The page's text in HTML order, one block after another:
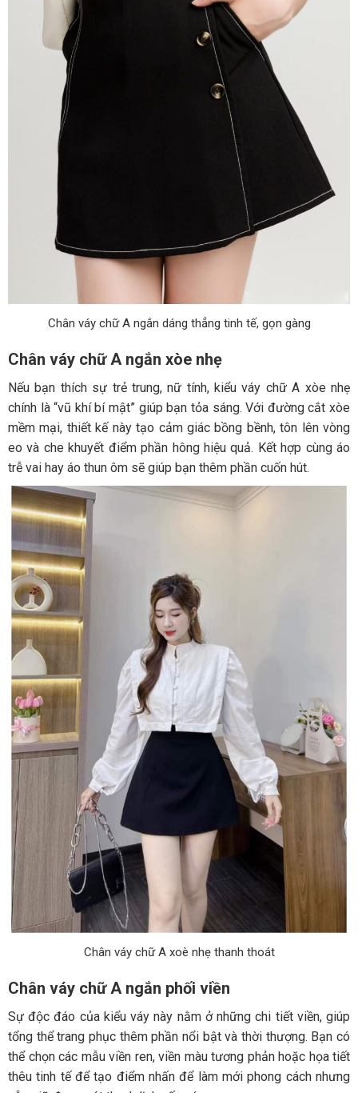
Chân váy chữ A ngắn dáng thẳng tinh tế, gọn gàng
Chân váy chữ A ngắn xòe nhẹ
Nếu bạn thích sự trẻ trung, nữ tính, kiểu váy chữ A xòe nhẹ
chính là “vũ khí bí mật” giúp bạn tỏa sáng. Với đường cắt xòe
mềm mại, thiết kế này tạo cảm giác bồng bềnh, tôn lên vòng
eo và che khuyết điểm phần hông hiệu quả. Kết hợp cùng áo
trễ vai hay áo thun ôm sẽ giúp bạn thêm phần cuốn hút.
Chân váy chữ A xoè nhẹ thanh thoát
Chân váy chữ A ngắn phối viền
Sự độc đáo của kiểu váy này nằm ở những chi tiết viền, giúp
tổng thể trang phục thêm phần nổi bật và thời thượng. Bạn có
thể chọn các mẫu viền ren, viền màu tương phản hoặc họa tiết
thêu tinh tế để tạo điểm nhấn để làm mới phong cách nhưng